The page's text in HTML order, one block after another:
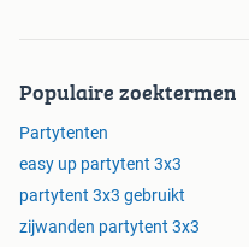
Populaire zoektermen
Partytenten
easy up partytent 3x3
partytent 3x3 gebruikt
zijwanden partytent 3x3